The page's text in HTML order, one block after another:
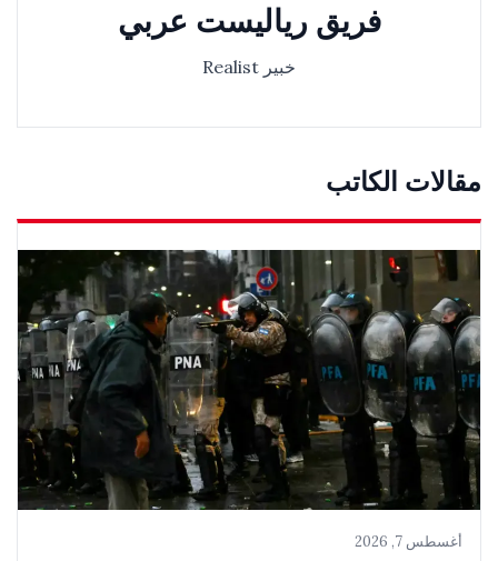
فريق رياليست عربي
خبير Realist
مقالات الكاتب
أغسطس 7, 2026